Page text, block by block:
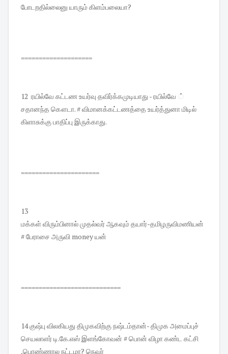
போடறதில்லைனு யாரும் கிளம்பலையா?
====================
12 ரயில்வே கட்டண உயர்வு தவிர்க்கமுடியாது - ரயில்வே ்
சதானந்த கௌடா. # விமானக்கட்டணத்தை உயர்த்துனா மிடில்
கிளாசுக்கு பாதிப்பு இருக்காது.
======================
13
மக்கள் விரும்பினால் முதல்வர் ஆகவும் தயார்-தமிழருவிமணியன்
# பேராசை அருவி money யன்
============================
14 குஷ்பு விலகியது திமுகவிற்கு நஷ்டம்தான்- திமுக அமைப்புச்
செயலாளர் டி.கே.எஸ் இளங்கோவன் # பொன் விழா கண்ட கட்சி
,பொண்ணால நட்டமா? நெவர்